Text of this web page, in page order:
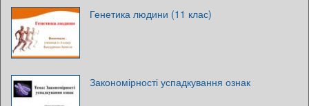
Генетика людини (11 клас)
Закономірності успадкування ознак